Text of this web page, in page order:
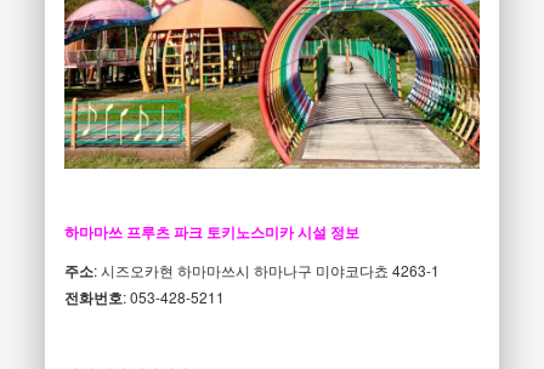
하마마쓰 프루츠 파크 토키노스미카 시설 정보
주소: 시즈오카현 하마마쓰시 하마나구 미야코다쵸 4263-1
전화번호: 053-428-5211